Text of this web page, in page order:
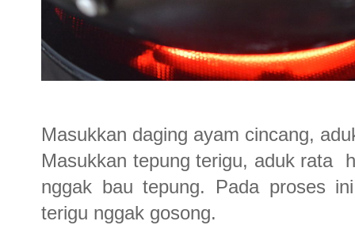
Masukkan daging ayam cincang,
Masukkan tepung terigu, aduk rata
nggak bau tepung. Pada proses
terigu nggak gosong.